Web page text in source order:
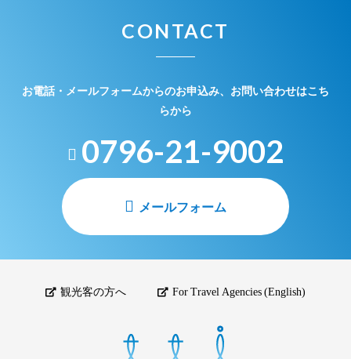
CONTACT
お電話・メールフォームからのお申込み、お問い合わせはこち
らから
0796-21-9002
メールフォーム
観光客の方へ For Travel Agencies (English)